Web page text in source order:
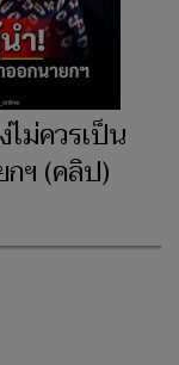
ม่ควรเป็น
กฯ (คลิป)